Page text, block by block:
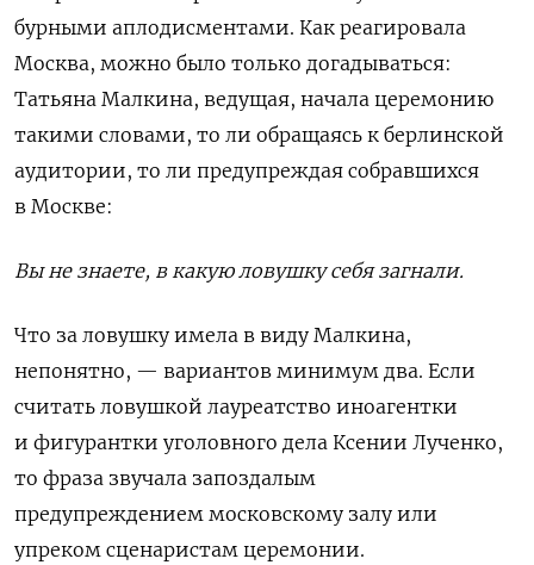
бурными аплодисментами. Как реагировала
Москва, можно было только догадываться:
Татьяна Малкина, ведущая, начала церемонию
такими словами, то ли обращаясь к берлинской
аудитории, то ли предупреждая собравшихся
в Москве:
Вы не знаете, в какую ловушку себя загнали.
Что за ловушку имела в виду Малкина,
непонятно, — вариантов минимум два. Если
считать ловушкой лауреатство иноагентки
и фигурантки уголовного дела Ксении Лученко,
то фраза звучала запоздалым
предупреждением московскому залу или
упреком сценаристам церемонии.